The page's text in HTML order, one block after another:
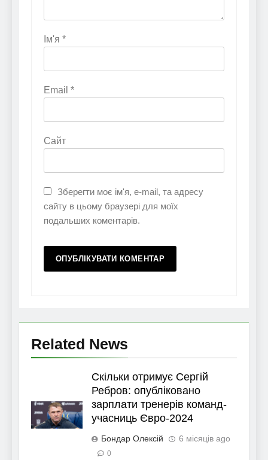
Ім'я *
Email *
Сайт
Зберегти моє ім'я, e-mail, та адресу
сайту в цьому браузері для моїх
подальших коментарів.
Related News
Скільки отримує Сергій
Ребров: опубліковано
зарплати тренерів команд-
учасниць Євро-2024
Бондар Олексій 6 місяців ago
0